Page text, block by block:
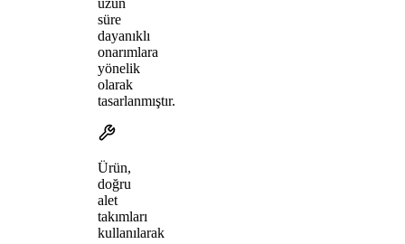
süre
dayanıklı
onarımlara
yönelik
olarak
tasarlanmıştır.
Ürün,
doğru
alet
takımları
kullanılarak